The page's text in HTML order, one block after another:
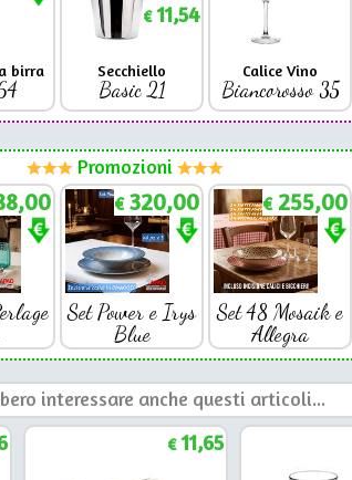
birra
€11,54
Secchiello
Basic 21
Calice Vino
Biancorosso 35
Promozioni
€320,00
Set Power e Irys
Blue
€255,00
Set 48 Mosaik e
Allegra
interessare anche questi articoli...
€11,65